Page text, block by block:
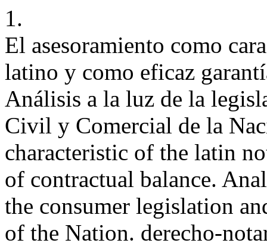
1.
El asesoramiento como
latino y como eficaz
Análisis a la luz de la
Civil y Comercial de la
characteristic of the latin
of contractual balance.
the consumer legislation
of the Nation. derecho-